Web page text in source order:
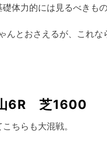
体力的には見るべきもの
んとおさえるが、これ
6R 芝1600
ちらも大混戦。